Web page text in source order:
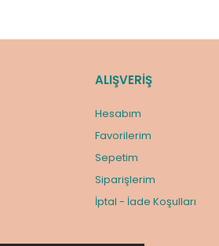
ALIŞVERİŞ
Hesabım
Favorilerim
Sepetim
Siparişlerim
İptal - İade Koşulları